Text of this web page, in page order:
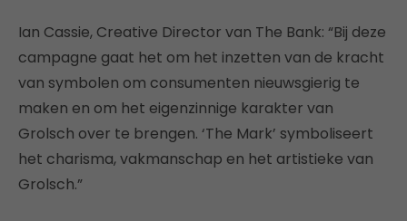
Ian Cassie, Creative Director van The Bank: “Bij deze
campagne gaat het om het inzetten van de kracht
van symbolen om consumenten nieuwsgierig te
maken en om het eigenzinnige karakter van
Grolsch over te brengen. ‘The Mark’ symboliseert
het charisma, vakmanschap en het artistieke van
Grolsch.”